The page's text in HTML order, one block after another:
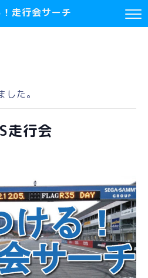
走行会サーチ
た。
走行会